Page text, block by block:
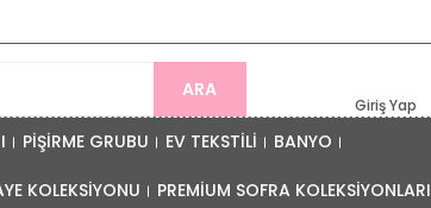
ARA
Giriş Yap
PİŞİRME GRUBU EV TEKSTİLİ BANYO
KOLEKSİYONU PREMİUM SOFRA KOLEKSİYONLARI